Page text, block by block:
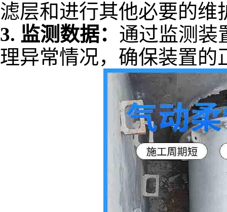
滤层和进行其他必要的维
3. 监测数据： 通过监测装
理异常情况，确保装置的